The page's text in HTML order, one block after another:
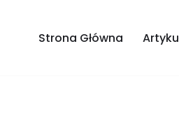
Strona Główna